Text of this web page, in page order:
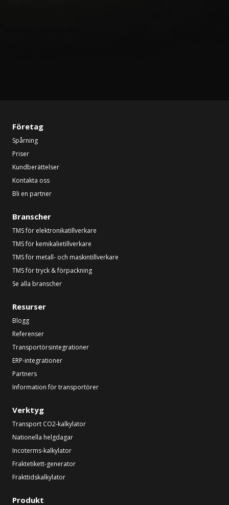
Företag
Spårning
Priser
Kundberättelser
Kontakta oss
Bli en partner
Branscher
TMS för elektronikatillverkare
TMS för kemikalietillverkare
TMS för metall- och maskintillverkare
TMS för tryck & förpackning
Se alla branscher
Resurser
Blogg
Referenser
Transportörsintegrationer
ERP-integrationer
Partners
Information för transportörer
Verktyg
Transport CO2-kalkylator
Nationella helgdagar
Incoterms-kalkylator
Fraktetikett-generator
Frakttidskalkylator
Produkt